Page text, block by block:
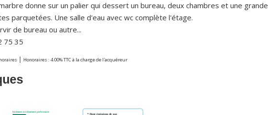
donne sur un palier qui dessert un bureau, deux chambres et une grande
parquetées. Une salle d'eau avec wc complète l'étage.
de bureau ou autre...
75 35
| Honoraires : 4.00% TTC à la charge de l'acquéreur